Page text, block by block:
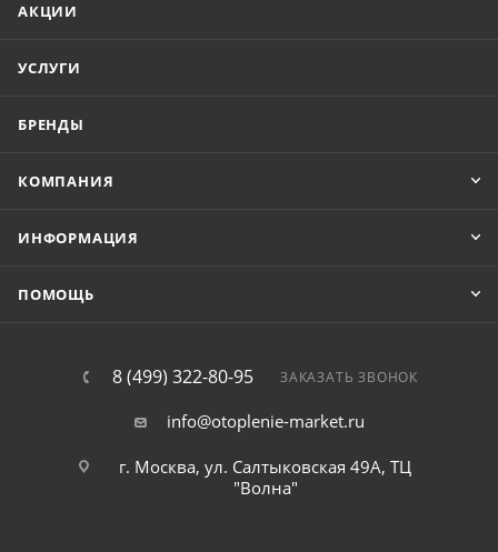
АКЦИИ
УСЛУГИ
БРЕНДЫ
КОМПАНИЯ
ИНФОРМАЦИЯ
ПОМОЩЬ
8 (499) 322-80-95 ЗАКАЗАТЬ ЗВОНОК
info@otoplenie-market.ru
г. Москва, ул. Салтыковская 49А, ТЦ
"Волна"